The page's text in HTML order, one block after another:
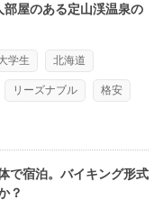
屋のある定山渓温泉の
学生 北海道
リーズナブル 格安
で宿泊。バイキング形式
？